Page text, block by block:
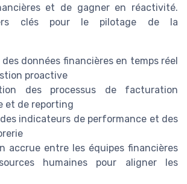
et de gagner en réactivité.
clés pour le pilotage de la
données financières en temps réel
proactive
des processus de facturation
et de reporting
indicateurs de performance et des
accrue entre les équipes financières
humaines pour aligner les